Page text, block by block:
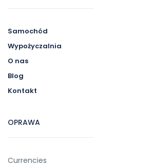
Samochód
Wypożyczalnia
O nas
Blog
Kontakt
OPRAWA
Currencies